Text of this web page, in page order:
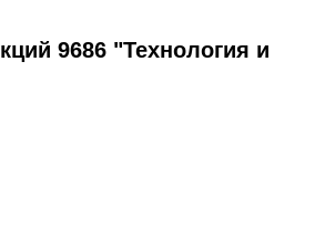
9686 "Технология и